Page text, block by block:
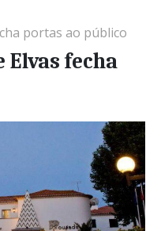
portas ao público
Elvas fecha